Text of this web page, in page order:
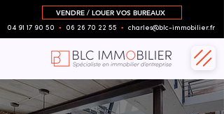
VENDRE / LOUER VOS BUREAUX
04 91 17 90 50 ▪︎ 06 26 70 22 55 ▪︎ charles@blc-immobilier.fr